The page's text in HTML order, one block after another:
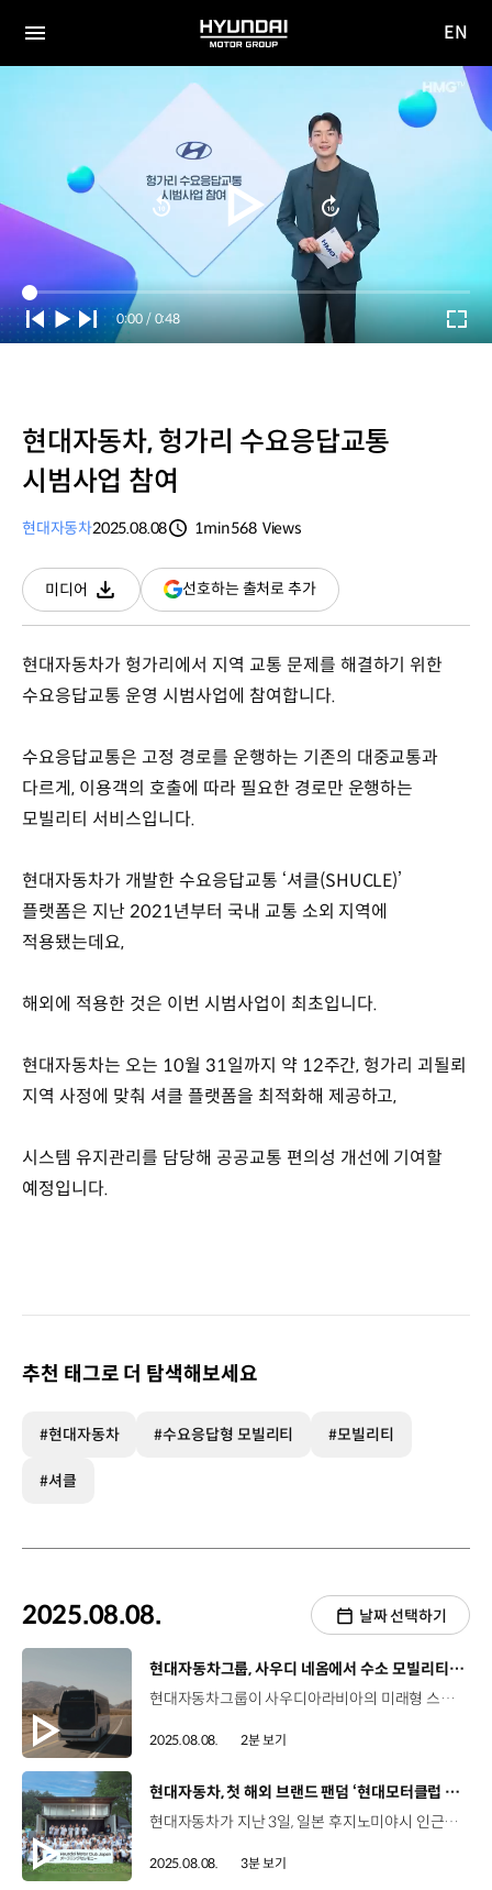
전체
HYUNDAI
MOTOR
GROUP
사이
이동
EN
Current
Time
0:00 / Duration
0:48
현대자동차, 헝가리 수요응답교통
시범사업 참여
현대자동차2025.08.08
1min568 Views
미디어
다운로드
선호하는 출처로 추가(새
창
현대자동차가 헝가리에서 지역 교통 문제를 해결하기 위한
수요응답교통 운영 시범사업에 참여합니다.
수요응답교통은 고정 경로를 운행하는 기존의 대중교통과
다르게, 이용객의 호출에 따라 필요한 경로만 운행하는
모빌리티 서비스입니다.
현대자동차가 개발한 수요응답교통 ‘셔클(SHUCLE)’
플랫폼은 지난 2021년부터 국내 교통 소외 지역에
적용됐는데요,
해외에 적용한 것은 이번 시범사업이 최초입니다.
현대자동차는 오는 10월 31일까지 약 12주간, 헝가리 괴될뢰
지역 사정에 맞춰 셔클 플랫폼을 최적화해 제공하고,
시스템 유지관리를 담당해 공공교통 편의성 개선에 기여할
예정입니다.
추천 태그로 더 탐색해보세요
#현대자동차 #수요응답형 모빌리티 #모빌리티
#셔클
2025.08.08. 날짜 선택하기
[동영상]
현대자동차그룹, 사우디 네옴에서 수소 모빌리티 주행 실증
현대자동차그룹이 사우디아라비아의 미래형 스마트시티 ‘네옴’에서 수소 모빌리티 생태계 구축을 위한 가능성을 확인했습니다. 지난 5월 진행된 유니버스 FCEV의 주행 실증은 네옴 중심 업무지구와 해발 2,080미터에 위치한 트로제나 베이스캠프를 잇는 구간에서 진행됐는데요, 급경사와 곡선구간이 끊임없이 이어진 험난한 산악과 사막 지형으로 이루어져 있습니다. 이는 승용차에 비해 무게 중심이 높고, 제동 거리가 긴 유니버스 FCEV에게는 특히 더 가혹한 주행 환경입니다. 이번 열흘 간의 주행 실증을 통해 현대자동차그룹은 네옴에서 수소 모빌리티를 성공적으로 운행한 세계 최초의 기업이 됐는데요. 험난한 지형에서도 친환경 수소 모빌리티 솔루션이 운영 가능하다는 것을 증명했습니다. 공연종 매니저 / 현대자동차·기아 스마트시티사업추진Cell 수소 모빌리티는 전기차에 비해 주행거리와 충전 속도 등 운영 효율성이 뛰어납니다. 이러한 현대자동차그룹 수소 모빌리티의 장점은 네옴의 다양한 지형과 특히, 산악지대인 트로제나처럼 고도가 높고 지형이 험한 지역까지 광활한 범위를 연결하는데 적합합니다.Hydrogen mobility offers a superior operational efficiency, for example, range and refueling speed compared to conventional electrified vehicle. These advantages make it particularly well suited for connecting NEOM's vast and diverse geography like Trojena, mountainous region where the high altitude and demanding like harsh terrain that requires a robust mobility like ours. 한편, 현대자동차그룹은 지난해 9월, 네옴과 ‘친환경 미래 모빌리티 도입을 위한 업무협약’을 체결하고, 이번 주행 실증 외에도 다양한 협력 프로젝트를 진행해오고 있습니다.
2025.08.08. 2분 보기
[동영상]
현대자동차, 첫 해외 브랜드 팬덤 ‘현대모터클럽 재팬’ 출범
현대자동차가 지난 3일, 일본 후지노미야시 인근에서 해외 첫 공식 브랜드 팬덤 ‘현대모터클럽 재팬’의 공식 출범행사를 진행했습니다. 현대모터클럽(코리아)은 지난 2015년 자발적으로 창설된 브랜드 팬덤으로, 현대자동차를 매개로 모인 12만 2천여 명의 사람들이 정보를 공유하고 건전한 자동차 문화를 선도하는 온오프라인 커뮤니티로 성장해왔는데요, 현대자동차는 그동안, 현대모터클럽의 활동을 지원하고 피드백을 적극 수용해 더 나은 제품과 서비스를 개발하는 선순환 체계를 구축해 왔습니다. 지난 3일부터 1박 2일간 후지산 인근 캠핑장에서 진행된 ‘현대모터클럽 재팬’의 출범 행사에는 현대자동차 관계자와 한ㆍ일 양국의 회원들이 참석했는데요, 현대자동차 브랜드의 전기차를 운행하며 느낀 매력과 EV 라이프를 즐기는 방식에 대해 이야기를 나누고, 국내 최대의 자동차 팬덤으로 성장한 현대모터클럽의 운영 노하우와 활동 내역, 향후 협력 계획 등을 공유했습니다. 시메기 토시유키 법인장 / 현대자동차 일본법인일본 현지에서 현대자동차를 사랑해주시는 많은 분들이 계셔서 큰 힘을 얻고 있습니다. 현대자동차 일본법인은 고객 여러분의 자동차 생활을 건강하고, 원활하게 이어갈 수 있도록 최선을 다해 지원하겠습니다. 특히, 아이오닉 5로 함께 캠핑하며 V2L 기능을 활용해 식사와 행사 용품을 사용하는 등 현대자동차 체험 기회와 유대감 형성의 시간도 제공했습니다. 테즈카 / 현대모터클럽 재팬 회원많은 참가자와 교류할 수 있어서 좋았고, 다양한 음식들도 함께 나눠 먹으며 떠들썩하게 즐겼던 유쾌한 시간이었습니다. 토미타 켄고 / 현대모터클럽 재팬 회원일본에서는 전기차를 처음 접하는 사람도 많고, 현대자동차 브랜드도 익숙하지 않은 사람들이 많기 때문에, ‘현대모터클럽 재팬’이 현대자동차와 함께 차량 오너들을 지원해 나가는 체계를 만들고, 다른 클럽과 교류하면서 전기차가 더 널리 보급되길 희망합니다. 이번 ‘현대모터클럽 재팬’의 출범은 현지 고객들의 니즈를 더욱 깊이 있게 파악하고, 일본 내 브랜드 인지도를 높일 것으로 기대를 모으고 있는데요, 현대자동차는 앞으로도 글로벌 팬덤을 확장해 고객의 목소리에 귀 기울이고 현대자동차만의 차별화된 가치를 알릴 계획입니다.
2025.08.08. 3분 보기